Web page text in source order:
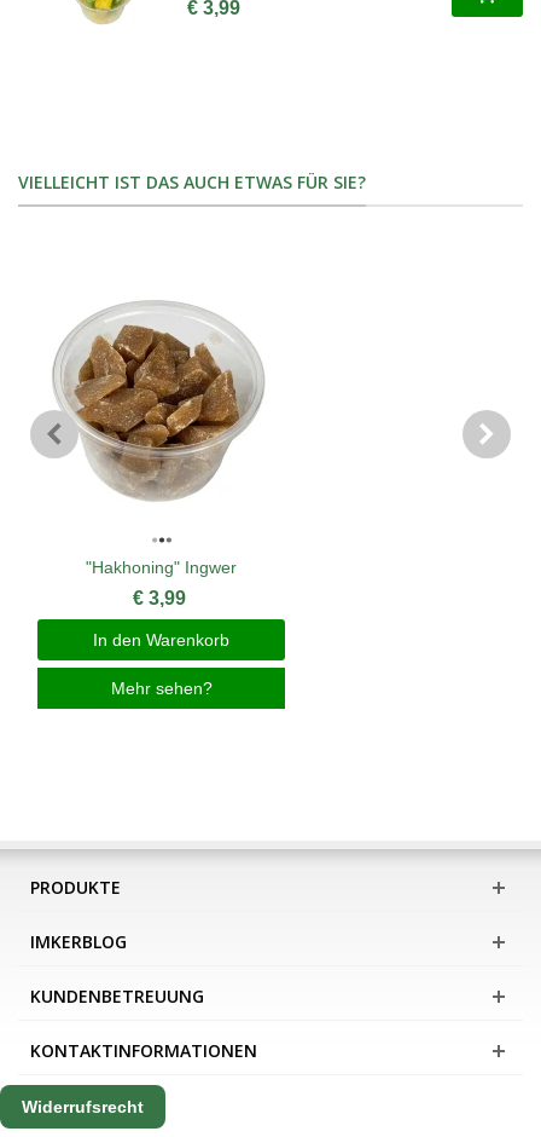
€ 3,99
VIELLEICHT IST DAS AUCH ETWAS FÜR SIE?
"Hakhoning" Ingwer
€ 3,99
In den Warenkorb
Mehr sehen?
PRODUKTE
IMKERBLOG
KUNDENBETREUUNG
KONTAKTINFORMATIONEN
Widerrufsrecht